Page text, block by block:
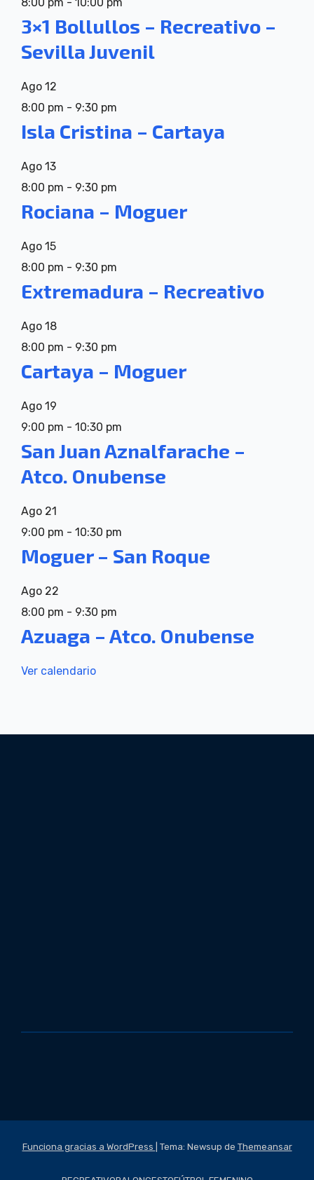
3×1 Bollullos – Recreativo –
Sevilla Juvenil
Ago 12
8:00 pm - 9:30 pm
Isla Cristina – Cartaya
Ago 13
8:00 pm - 9:30 pm
Rociana – Moguer
Ago 15
8:00 pm - 9:30 pm
Extremadura – Recreativo
Ago 18
8:00 pm - 9:30 pm
Cartaya – Moguer
Ago 19
9:00 pm - 10:30 pm
San Juan Aznalfarache –
Atco. Onubense
Ago 21
9:00 pm - 10:30 pm
Moguer – San Roque
Ago 22
8:00 pm - 9:30 pm
Azuaga – Atco. Onubense
Ver calendario
Funciona gracias a WordPress Tema: Newsup de Themeansar